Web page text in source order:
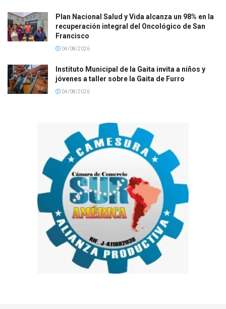
Plan Nacional Salud y Vida alcanza un 98% en la
recuperación integral del Oncológico de San
Francisco
04/08/2026
Instituto Municipal de la Gaita invita a niños y
jóvenes a taller sobre la Gaita de Furro
04/08/2026